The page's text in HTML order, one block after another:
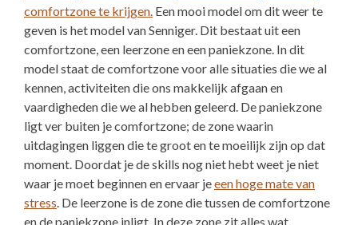
comfortzone te krijgen. Een mooi model om dit weer te
geven is het model van Senniger. Dit bestaat uit een
comfortzone, een leerzone en een paniekzone. In dit
model staat de comfortzone voor alle situaties die we al
kennen, activiteiten die ons makkelijk afgaan en
vaardigheden die we al hebben geleerd. De paniekzone
ligt ver buiten je comfortzone; de zone waarin
uitdagingen liggen die te groot en te moeilijk zijn op dat
moment. Doordat je de skills nog niet hebt weet je niet
waar je moet beginnen en ervaar jeeen hoge mate van
stress . De leerzone is de zone die tussen de comfortzone
en de paniekzone inligt. In deze zone zit alles wat